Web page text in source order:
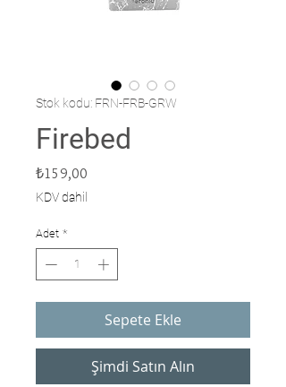
Stok kodu: FRN-FRB-GRW
Firebed
₺159,00
KDV dahil
Adet *
Sepete Ekle
Şimdi Satın Alın